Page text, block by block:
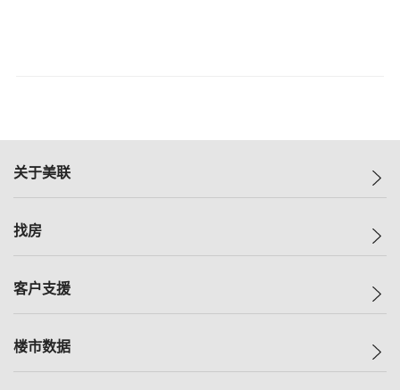
关于美联
美联集团
人才招募
找房
一手新房
减价
客户支援
自助放盘
楼市数据